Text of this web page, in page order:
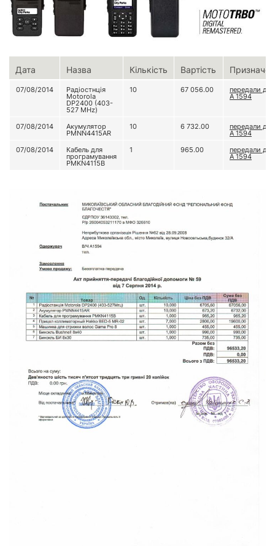
Дата Назва Кількість Вартість
07/08/2014 Радіостнція
Motorola
DP2400 (403-
527 MHz)
10 67 056.00 передали до
А 1594
07/08/2014 Акумулятор
PMNN4415AR
10 6 732.00 передали до
А 1594
07/08/2014
Кабель для
програмування
PMKN4115B
1 965.00 передали до
А 1594